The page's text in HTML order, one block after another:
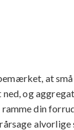
at
og
din